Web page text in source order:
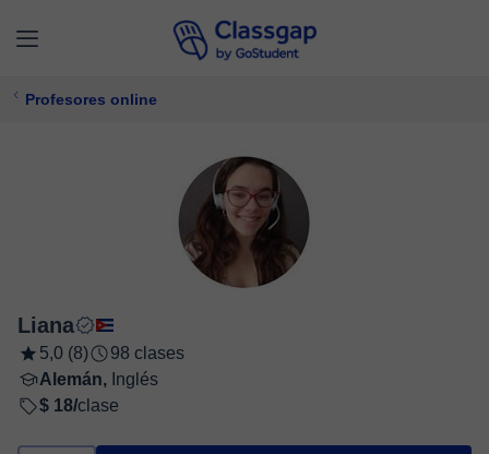
Profesores online
Liana
5,0 (8)
98 clases
Alemán, Inglés
$ 18/clase